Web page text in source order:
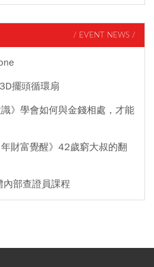
/ EVENT NEWS /
擺頭循環扇
》學會如何與金錢相處，才能
財富覺醒》42歲窮大叔的翻
部查證員課程